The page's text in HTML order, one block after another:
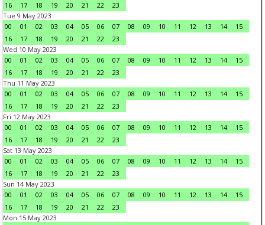
16
17 18 19 20 21 22
23
Tue 9 May 2023
00
01 02 03 04 05 06 07 08 09 10 11 12 13 14
15
16
17 18 19 20 21 22
23
Wed 10 May 2023
00
01 02 03 04 05 06 07 08 09 10 11 12 13 14
15
16
17 18 19 20 21 22
23
Thu 11 May 2023
00
01 02 03 04 05 06 07 08 09 10 11 12 13 14
15
16
17 18 19 20 21 22
23
Fri 12 May 2023
00
01 02 03 04 05 06 07 08 09 10 11 12 13 14
15
16
17 18 19 20 21 22
23
Sat 13 May 2023
00
01 02 03 04 05 06 07 08 09 10 11 12 13 14
15
16
17 18 19 20 21 22
23
Sun 14 May 2023
00
01 02 03 04 05 06 07 08 09 10 11 12 13 14
15
16
17 18 19 20 21 22
23
Mon 15 May 2023